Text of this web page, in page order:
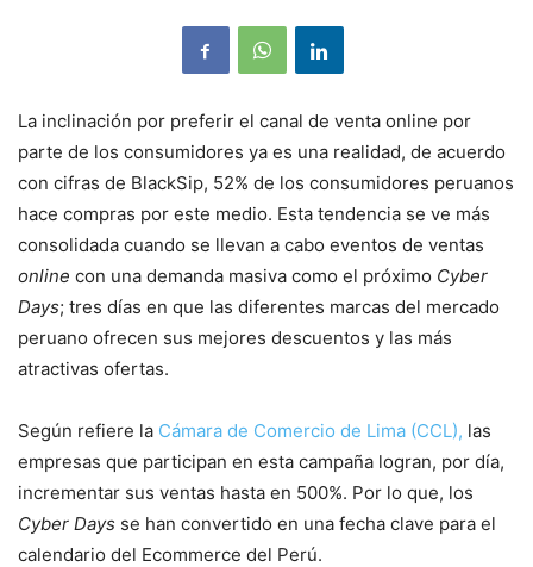
La inclinación por preferir el canal de venta online por
parte de los consumidores ya es una realidad, de acuerdo
con cifras de BlackSip, 52% de los consumidores peruanos
hace compras por este medio. Esta tendencia se ve más
consolidada cuando se llevan a cabo eventos de ventas
online con una demanda masiva como el próximo Cyber
Days; tres días en que las diferentes marcas del mercado
peruano ofrecen sus mejores descuentos y las más
atractivas ofertas.
Según refiere la Cámara de Comercio de Lima (CCL), las
empresas que participan en esta campaña logran, por día,
incrementar sus ventas hasta en 500%. Por lo que, los
Cyber Days se han convertido en una fecha clave para el
calendario del Ecommerce del Perú.